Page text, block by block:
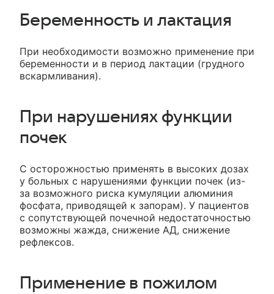
Беременность и лактация
При необходимости возможно применение при
беременности и в период лактации (грудного
вскармливания).
При нарушениях функции
почек
С осторожностью применять в высоких дозах
у больных с нарушениями функции почек (из-
за возможного риска кумуляции алюминия
фосфата, приводящей к запорам). У пациентов
с сопутствующей почечной недостаточностью
возможны жажда, снижение АД, снижение
рефлексов.
Применение в пожилом